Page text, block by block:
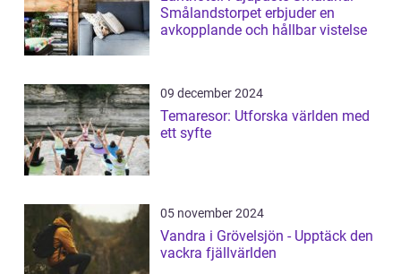
Smålandstorpet erbjuder en
avkopplande och hållbar vistelse
09 december 2024
Temaresor: Utforska världen med
ett syfte
05 november 2024
Vandra i Grövelsjön - Upptäck den
vackra fjällvärlden